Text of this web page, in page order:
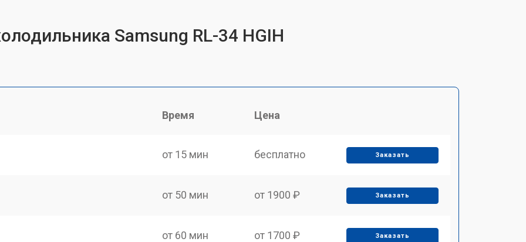
Samsung RL-34 HGIH
Время Цена
от 15 мин бесплатно Заказать
от 50 мин от 1900 ₽ Заказать
от 60 мин от 1700 ₽ Заказать